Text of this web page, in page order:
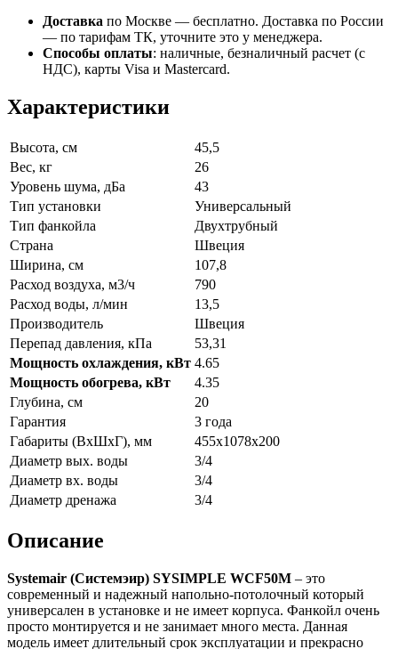
Доставка по Москве — бесплатно. Доставка по России
— по тарифам ТК, уточните это у менеджера.
Способы оплаты: наличные, безналичный расчет (с
НДС), карты Visa и Mastercard.
Характеристики
Высота, см
45,5
Вес, кг
26
Уровень шума, дБа
43
Тип установки
Универсальный
Тип фанкойла
Двухтрубный
Страна
Швеция
Ширина, см
107,8
Расход воздуха, м3/ч
790
Расход воды, л/мин
13,5
Производитель
Швеция
Перепад давления, кПа
53,31
Мощность охлаждения, кВт 4.65
Мощность обогрева, кВт
4.35
Глубина, см
20
Гарантия
3 года
Габариты (ВxШxГ), мм
455х1078х200
Диаметр вых. воды
3/4
Диаметр вх. воды
3/4
Диаметр дренажа
3/4
Описание
Systemair (Системэир) SYSIMPLE WCF50M – это
современный и надежный напольно-потолочный который
универсален в установке и не имеет корпуса. Фанкойл очень
просто монтируется и не занимает много места. Данная
модель имеет длительный срок эксплуатации и прекрасно